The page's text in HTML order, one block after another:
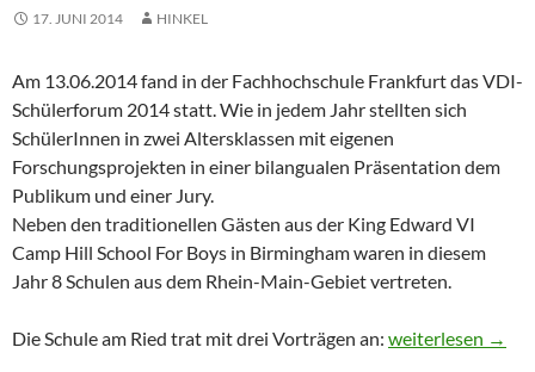
17. JUNI 2014 HINKEL
Am 13.06.2014 fand in der Fachhochschule Frankfurt das VDI-
Schülerforum 2014 statt. Wie in jedem Jahr stellten sich
SchülerInnen in zwei Altersklassen mit eigenen
Forschungsprojekten in einer bilangualen Präsentation dem
Publikum und einer Jury.
Neben den traditionellen Gästen aus der King Edward VI
Camp Hill School For Boys in Birmingham waren in diesem
Jahr 8 Schulen aus dem Rhein-Main-Gebiet vertreten.
Die Schule am Ried trat mit drei Vorträgen an: Erster Platz für
weiterlesen →